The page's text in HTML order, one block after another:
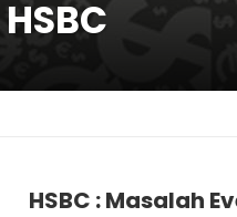
HSBC : Masalah